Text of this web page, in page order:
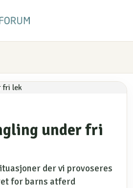
under fri
der vi provoseres
for barns atferd